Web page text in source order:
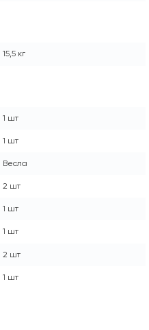
15,5 кг
1 шт
1 шт
Весла
2 шт
1 шт
1 шт
2 шт
1 шт